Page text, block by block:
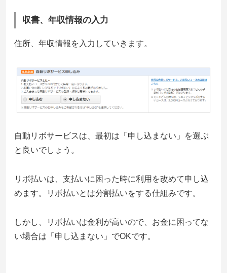
収書、年収情報の入力
住所、年収情報を入力していきます。
自動リボサービスは、最初は「申し込まない」を選ぶ
と良いでしょう。
リボ払いは、支払いに困った時に利用を改めて申し込
めます。リボ払いとは分割払いをする仕組みです。
しかし、リボ払いは金利が高いので、お金に困ってな
い場合は「申し込まない」でOKです。